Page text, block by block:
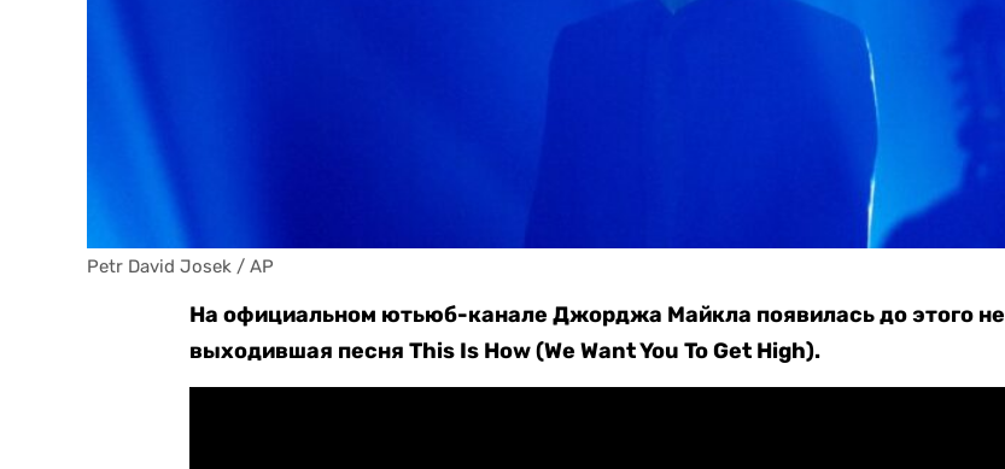
Petr David Josek / AP
На официальном ютьюб-канале Джорджа Майкла появилась до этого не
выходившая песня This Is How (We Want You To Get High).